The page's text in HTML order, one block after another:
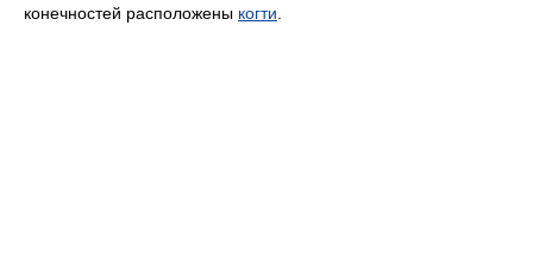
конечностей расположены когти.